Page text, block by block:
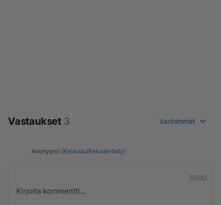
Vastaukset 3 Vanhimmat
Anonyymi (Kirjaudu/Rekisteröidy)
5000